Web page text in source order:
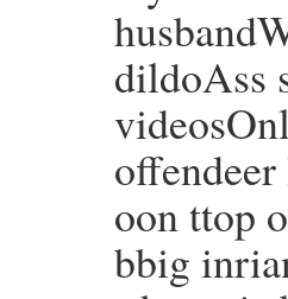
dildoAss
oon ttop
bbig